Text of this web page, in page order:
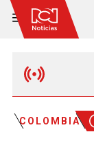
COLOMBIA